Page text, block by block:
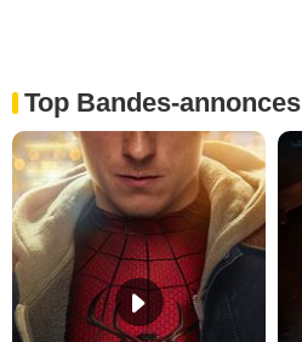
Top Bandes-annonces